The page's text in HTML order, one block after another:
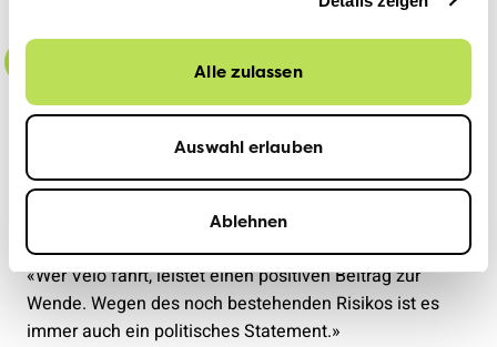
Alle zulassen
Auswahl erlauben
Ablehnen
«Ich fahre sehr gerne
schnell.»
Raphaël Dupertuis betont die politische Komponente:
«Wer Velo fährt, leistet einen positiven Beitrag zur
Wende. Wegen des noch bestehenden Risikos ist es
immer auch ein politisches Statement.»